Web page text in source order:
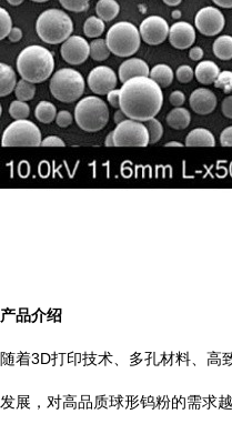
产品介绍
随着3D打印技术、多孔材料、高
发展，对高品质球形钨粉的需求